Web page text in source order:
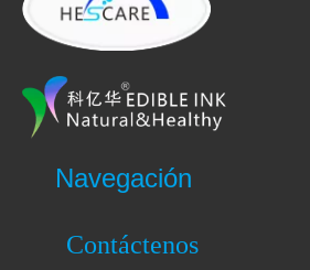
Navegación
Contáctenos